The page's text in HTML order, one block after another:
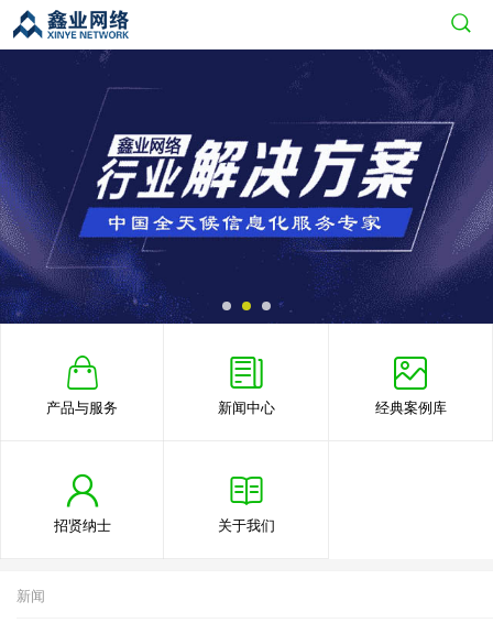
产品与服务 新闻中心 经典案例库
招贤纳士 关于我们
新闻